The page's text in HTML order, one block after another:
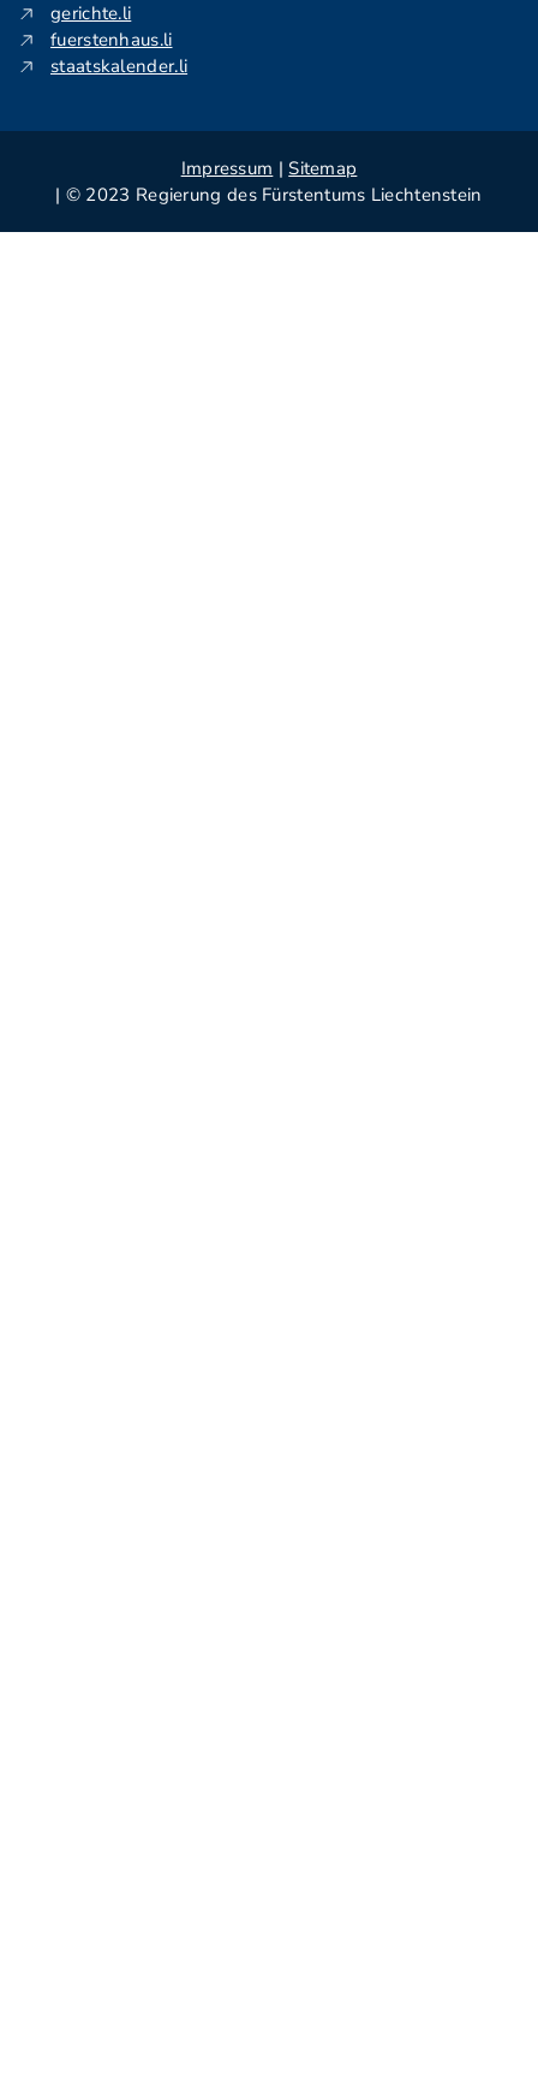
gerichte.li
fuerstenhaus.li
staatskalender.li
Impressum | Sitemap
| © 2023 Regierung des Fürstentums Liechtenstein